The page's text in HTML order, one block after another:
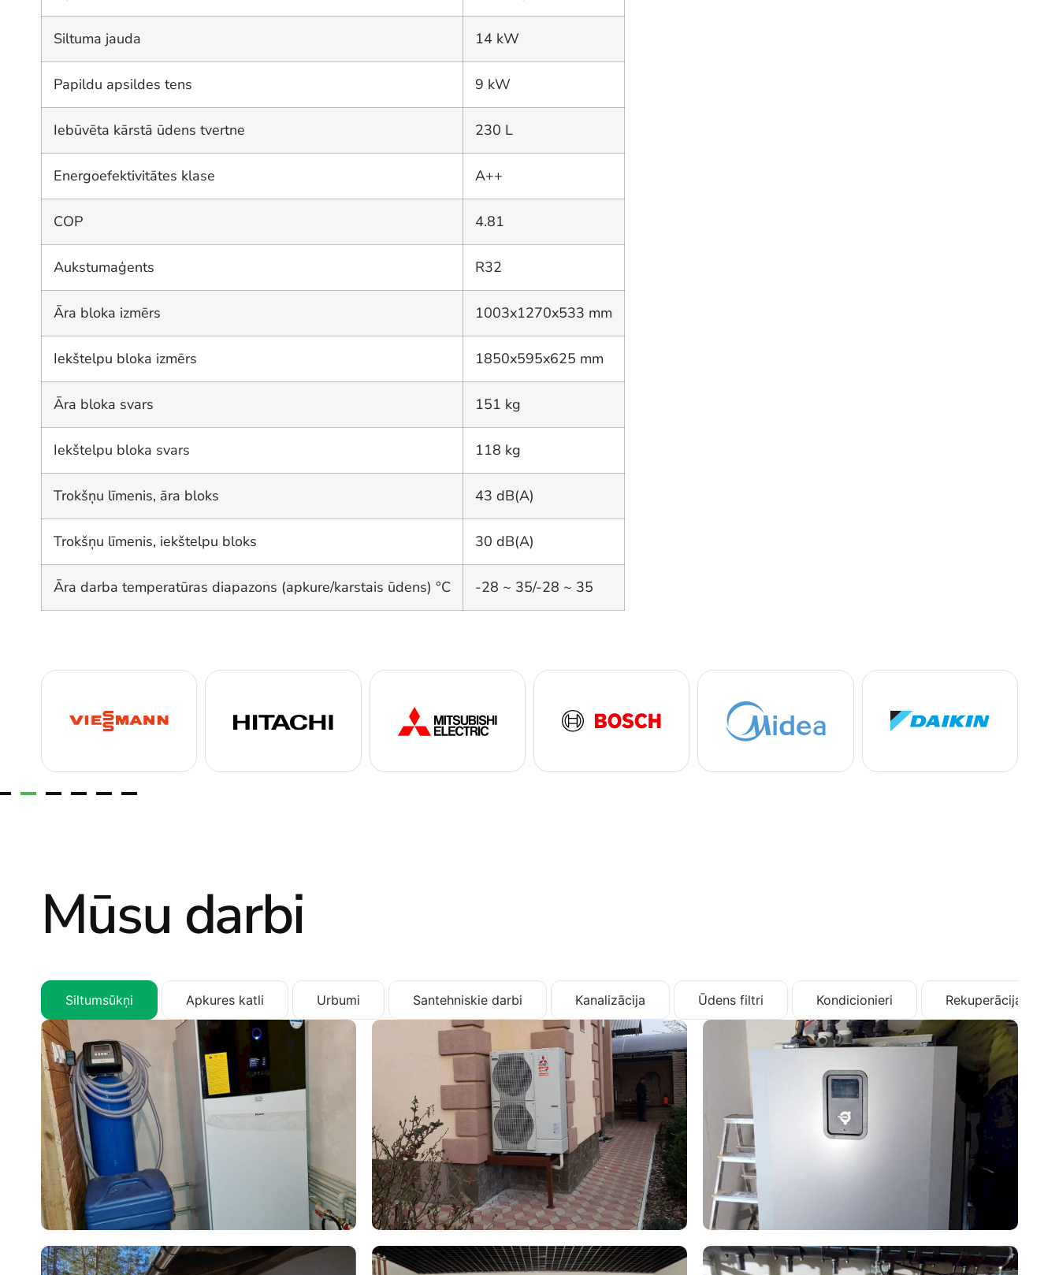
Siltuma jauda 14 kW
Papildu apsildes tens 9 kW
Iebūvēta kārstā ūdens tvertne 230 L
Energoefektivitātes klase A++
COP 4.81
Aukstumaģents R32
Āra bloka izmērs 1003x1270x533 mm
Iekštelpu bloka izmērs 1850x595x625 mm
Āra bloka svars 151 kg
Iekštelpu bloka svars 118 kg
Trokšņu līmenis, āra bloks 43 dB(A)
Trokšņu līmenis, iekštelpu bloks 30 dB(A)
Āra darba temperatūras diapazons (apkure/karstais ūdens) °C -28 ~ 35/-28 ~ 35
Mūsu darbi
Siltumsūkņi Apkures katli Urbumi Santehniskie darbi Kanalizācija Ūdens filtri Kondicionieri Rekuperācija